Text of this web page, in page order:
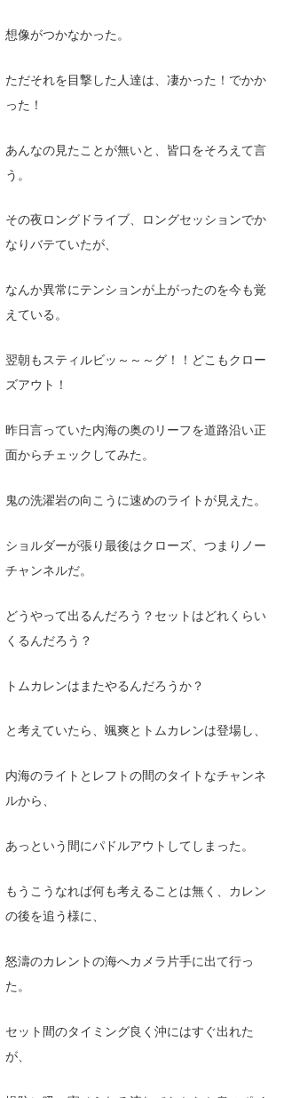
想像がつかなかった。
ただそれを目撃した人達は、凄かった！でかか
った！
あんなの見たことが無いと、皆口をそろえて言
う。
その夜ロングドライブ、ロングセッションでか
なりバテていたが、
なんか異常にテンションが上がったのを今も覚
えている。
翌朝もスティルビッ～～～グ！！どこもクロー
ズアウト！
昨日言っていた内海の奥のリーフを道路沿い正
面からチェックしてみた。
鬼の洗濯岩の向こうに速めのライトが見えた。
ショルダーが張り最後はクローズ、つまりノー
チャンネルだ。
どうやって出るんだろう？セットはどれくらい
くるんだろう？
トムカレンはまたやるんだろうか？
と考えていたら、颯爽とトムカレンは登場し、
内海のライトとレフトの間のタイトなチャンネ
ルから、
あっという間にパドルアウトしてしまった。
もうこうなれば何も考えることは無く、カレン
の後を追う様に、
怒濤のカレントの海へカメラ片手に出て行っ
た。
セット間のタイミング良く沖にはすぐ出れた
が、